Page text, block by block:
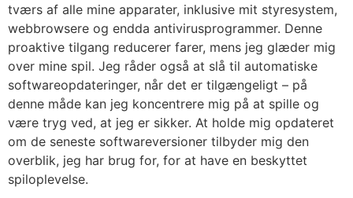
tværs af alle mine apparater, inklusive mit styresystem,
webbrowsere og endda antivirusprogrammer. Denne
proaktive tilgang reducerer farer, mens jeg glæder mig
over mine spil. Jeg råder også at slå til automatiske
softwareopdateringer, når det er tilgængeligt – på
denne måde kan jeg koncentrere mig på at spille og
være tryg ved, at jeg er sikker. At holde mig opdateret
om de seneste softwareversioner tilbyder mig den
overblik, jeg har brug for, for at have en beskyttet
spiloplevelse.